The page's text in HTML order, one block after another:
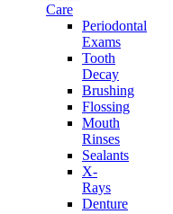
Care
Periodontal
Exams
Tooth
Decay
Brushing
Flossing
Mouth
Rinses
Sealants
X-
Rays
Denture